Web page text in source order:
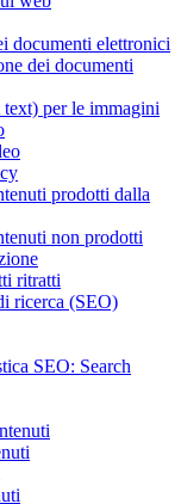
documenti elettronici
dei documenti
per le immagini
prodotti dalla
non prodotti
ritratti
ricerca (SEO)
SEO: Search